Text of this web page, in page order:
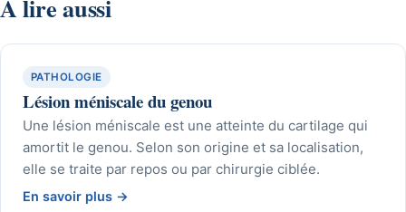
À lire aussi
PATHOLOGIE
Lésion méniscale du genou
Une lésion méniscale est une atteinte du cartilage qui
amortit le genou. Selon son origine et sa localisation,
elle se traite par repos ou par chirurgie ciblée.
En savoir plus →